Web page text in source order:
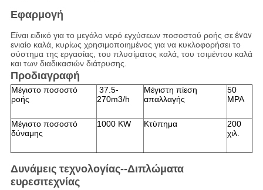
Εφαρμογή
Είναι ειδικό για το μεγάλο νερό εγχύσεων ποσοστού ροής σεέναν
ενιαίο καλά, κυρίως χρησιμοποιημένος για να κυκλοφορήσει το
σύστημα της εργασίας, του πλυσίματος καλά, του τσιμέντου καλά
και των διαδικασιών διάτρυσης.
Προδιαγραφή
Μέγιστο ποσοστό
ροής
37.5-
270m3/h
Μέγιστη πίεση
απαλλαγής
50
MPA
Μέγιστο ποσοστό
δύναμης
1000 KW Κτύπημα
200
χιλ.
Δυνάμεις τεχνολογίας--Διπλώματα
ευρεσιτεχνίας